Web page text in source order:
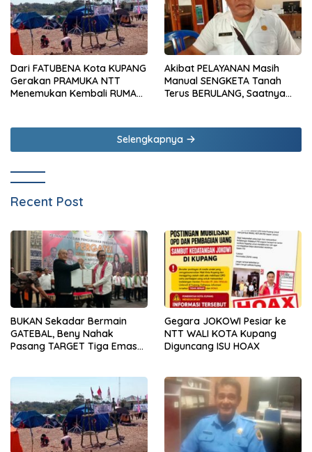
Dari FATUBENA Kota KUPANG
Gerakan PRAMUKA NTT
Menemukan Kembali RUMAH
Akibat PELAYANAN Masih
Manual SENGKETA Tanah
Terus BERULANG, Saatnya
Selengkapnya
Recent Post
BUKAN Sekadar Bermain
GATEBAL, Beny Nahak
Pasang TARGET Tiga Emas
Gegara JOKOWI Pesiar ke
NTT WALI KOTA Kupang
Diguncang ISU HOAX